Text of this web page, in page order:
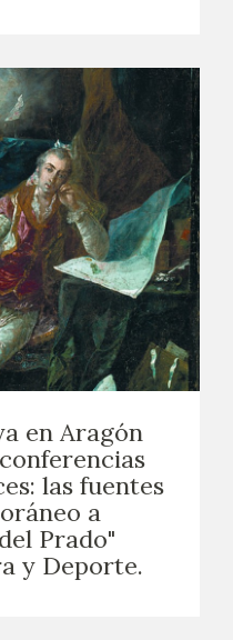
en Aragón
las fuentes
a
Prado"
y Deporte.